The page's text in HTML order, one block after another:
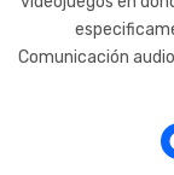
Comunicación